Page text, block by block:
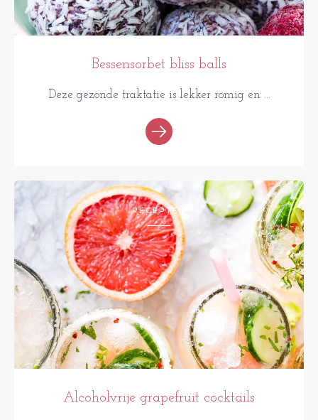
Bessensorbet bliss balls
Deze gezonde traktatie is lekker romig en ...
RECEPTEN
Alcoholvrije grapefruit cocktails